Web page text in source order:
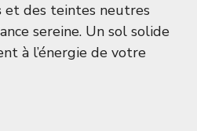
et des teintes neutres
sereine. Un sol solide
à l’énergie de votre